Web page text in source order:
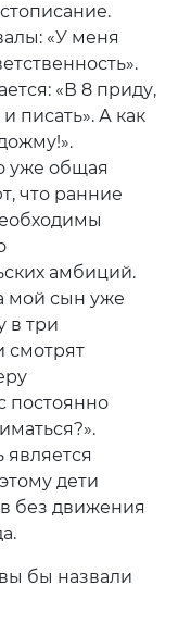
«У меня
«В 8 приду,
писать». А как
уже общая
что ранние
амбиций.
мой сын уже
в три
смотрят
постоянно
является
дети
без движения
бы назвали